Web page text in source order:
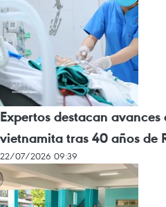
Expertos destacan
vietnamita tras 40 años de
22/07/2026 09:39